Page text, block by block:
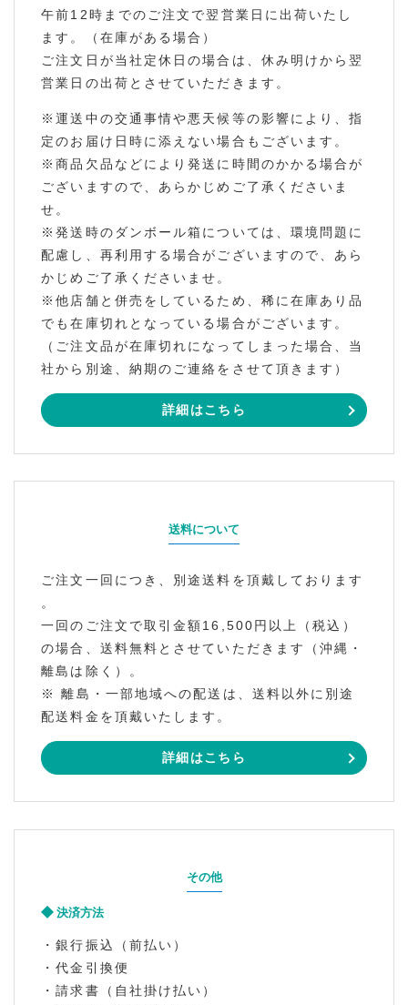
午前12時までのご注文で翌営業日に出荷いたし
ます。（在庫がある場合）
ご注文日が当社定休日の場合は、休み明けから翌
営業日の出荷とさせていただきます。
※運送中の交通事情や悪天候等の影響により、指
定のお届け日時に添えない場合もございます。
※商品欠品などにより発送に時間のかかる場合が
ございますので、あらかじめご了承くださいま
せ。
※発送時のダンボール箱については、環境問題に
配慮し、再利用する場合がございますので、あら
かじめご了承くださいませ。
※他店舗と併売をしているため、稀に在庫あり品
でも在庫切れとなっている場合がございます。
（ご注文品が在庫切れになってしまった場合、当
社から別途、納期のご連絡をさせて頂きます）
詳細はこちら
送料について
ご注文一回につき、別途送料を頂戴しております
。
一回のご注文で取引金額16,500円以上（税込）
の場合、送料無料とさせていただきます（沖縄・
離島は除く）。
※ 離島・一部地域への配送は、送料以外に別途
配送料金を頂戴いたします。
詳細はこちら
その他
決済方法
・銀行振込（前払い）
・代金引換便
・請求書（自社掛け払い）